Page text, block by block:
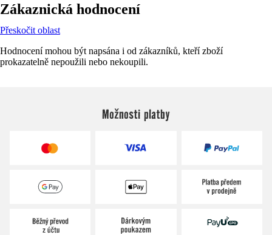
Zákaznická hodnocení
Přeskočit oblast
Hodnocení mohou být napsána i od zákazníků, kteří zboží
prokazatelně nepoužili nebo nekoupili.
Možnosti platby